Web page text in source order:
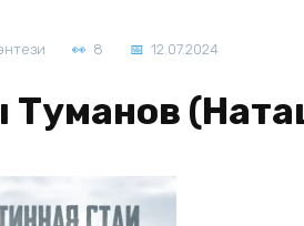
8 12.07.2024
Туманов